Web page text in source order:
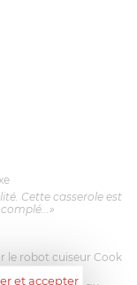
Cette casserole est
le robot cuiseur Cook
et accepter